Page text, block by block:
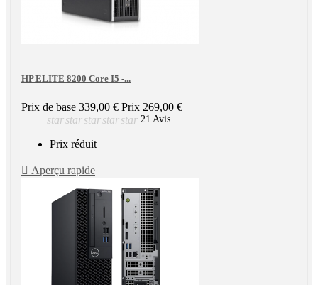
HP ELITE 8200 Core I5 -...
Prix de base 339,00 € Prix 269,00 €
starstarstarstarstar 21 Avis
Prix réduit
 Aperçu rapide